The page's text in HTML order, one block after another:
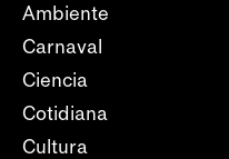
Ambiente
Carnaval
Ciencia
Cotidiana
Cultura